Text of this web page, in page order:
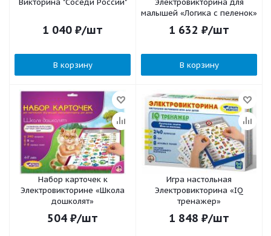
Викторина "Соседи России"
1 040 ₽/шт
В корзину
Электровикторина для
малышей «Логика с пеленок»
1 632 ₽/шт
В корзину
Набор карточек к
Электровикторине «Школа
дошколят»
504 ₽/шт
Игра настольная
Электровикторина «IQ
тренажер»
1 848 ₽/шт